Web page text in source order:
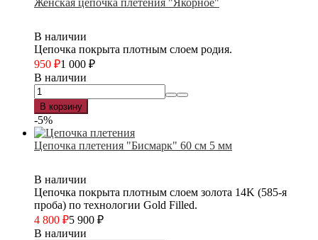
Женская цепочка плетения "Якорное"
В наличии
Цепочка покрыта плотным слоем родия.
950 ₽1 000 ₽
В наличии
В корзину
-5%
Цепочка плетения "Бисмарк" 60 см 5 мм
В наличии
Цепочка покрыта плотным слоем золота 14K (585-я
проба) по технологии Gold Filled.
4 800 ₽5 900 ₽
В наличии